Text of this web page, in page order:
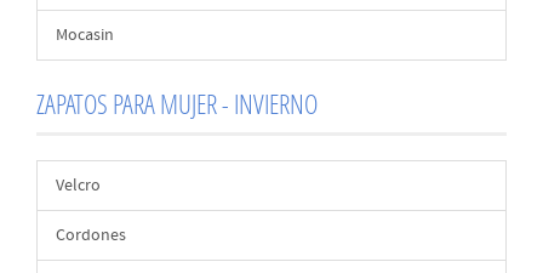
Mocasin
ZAPATOS PARA MUJER - INVIERNO
Velcro
Cordones